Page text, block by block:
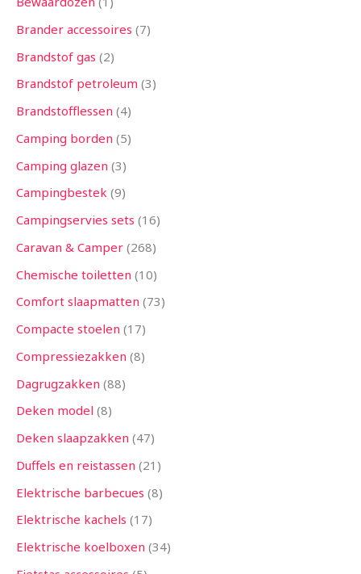
Brander accessoires 7
Brandstof gas 2
Brandstof petroleum 3
Brandstofflessen 4
Camping borden 5
Camping glazen 3
Campingbestek 9
Campingservies sets 16
Caravan & Camper 268
Chemische toiletten 10
Comfort slaapmatten 73
Compacte stoelen 17
Compressiezakken 8
Dagrugzakken 88
Deken model 8
Deken slaapzakken 47
Duffels en reistassen 21
Elektrische barbecues 8
Elektrische kachels 17
Elektrische koelboxen 34